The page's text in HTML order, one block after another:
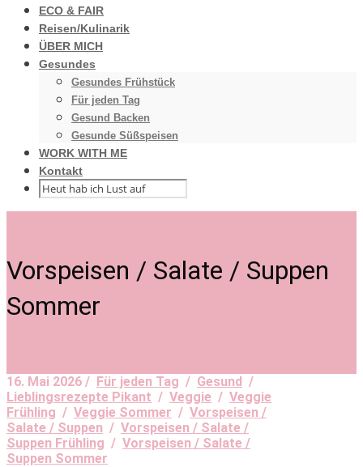
ECO & FAIR
Reisen/Kulinarik
ÜBER MICH
Gesundes
Gesundes Frühstück
Für jeden Tag
Gesund Backen
Gesunde Süßspeisen
WORK WITH ME
Kontakt
Vorspeisen / Salate / Suppen
Sommer
16. Mai 2026 / Für jeden Tag / Gesund /
Lieblingsrezepte Pikant / Veggie / Veggie
Frühling / Veggie Sommer / Vorspeisen /
Salate / Suppen / Vorspeisen / Salate /
Suppen Frühling / Vorspeisen / Salate /
Suppen Sommer